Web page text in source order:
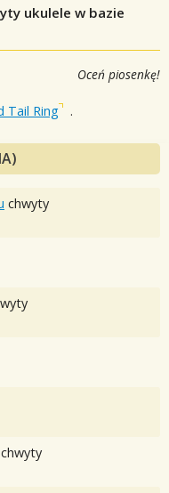
ukulele w bazie
Oceń piosenkę!
Tail Ring .
chwyty
chwyty